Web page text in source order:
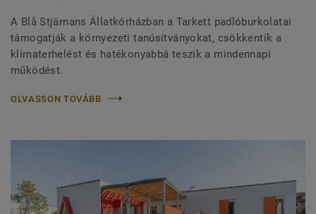
A Blå Stjärnans Állatkórházban a Tarkett padlóburkolatai
támogatják a környezeti tanúsítványokat, csökkentik a
klímaterhelést és hatékonyabbá teszik a mindennapi
működést.
OLVASSON TOVÁBB